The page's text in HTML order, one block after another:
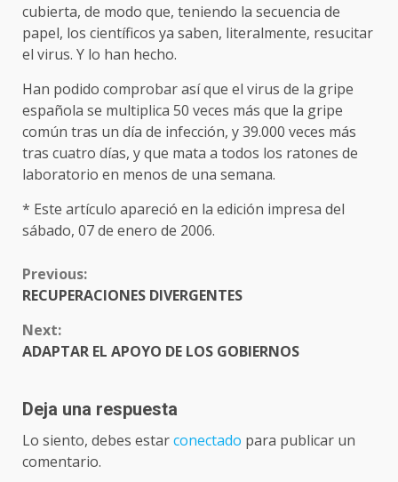
cubierta, de modo que, teniendo la secuencia de
papel, los científicos ya saben, literalmente, resucitar
el virus. Y lo han hecho.
Han podido comprobar así que el virus de la gripe
española se multiplica 50 veces más que la gripe
común tras un día de infección, y 39.000 veces más
tras cuatro días, y que mata a todos los ratones de
laboratorio en menos de una semana.
* Este artículo apareció en la edición impresa del
sábado, 07 de enero de 2006.
CONTINUE
READING
Previous:
RECUPERACIONES DIVERGENTES
Next:
ADAPTAR EL APOYO DE LOS GOBIERNOS
Deja una respuesta
Lo siento, debes estarconectado para publicar un
comentario.